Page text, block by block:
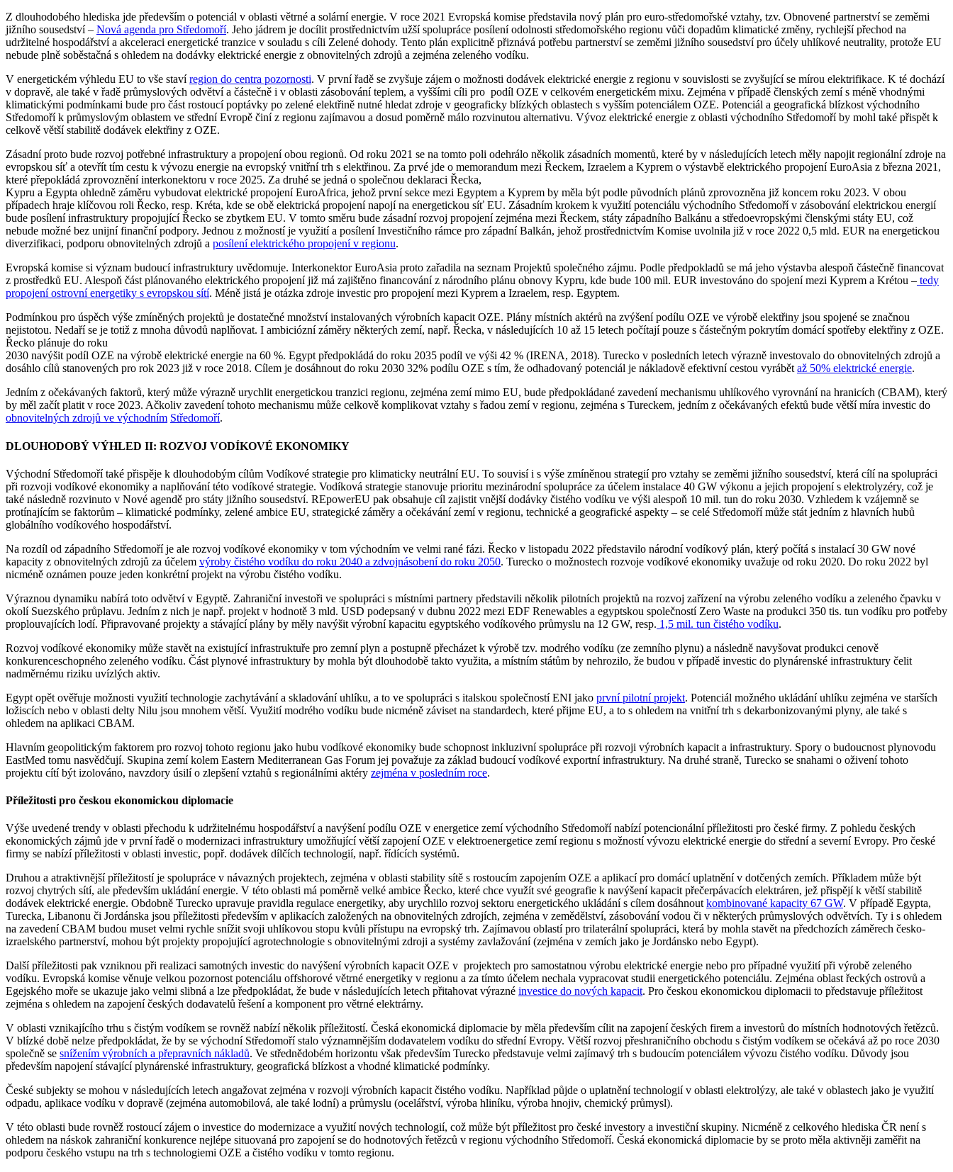
Z dlouhodobého hlediska jde především o potenciál v oblasti větrné a solární energie. V roce 2021 Evropská komise představila nový plán pro euro-středomořské vztahy, tzv. Obnovené partnerství se zeměmi
jižního sousedství – Nová agenda pro Středomoří. Jeho jádrem je docílit prostřednictvím užší spolupráce posílení odolnosti středomořského regionu vůči dopadům klimatické změny, rychlejší přechod na
udržitelné hospodářství a akceleraci energetické tranzice v souladu s cíli Zelené dohody. Tento plán explicitně přiznává potřebu partnerství se zeměmi jižního sousedství pro účely uhlíkové neutrality, protože EU
nebude plně soběstačná s ohledem na dodávky elektrické energie z obnovitelných zdrojů a zejména zeleného vodíku.
V energetickém výhledu EU to vše stavíregion do centra pozornosti. V první řadě se zvyšuje zájem o možnosti dodávek elektrické energie z regionu v souvislosti se zvyšující se mírou elektrifikace. K té dochází
v dopravě, ale také v řadě průmyslových odvětví a částečně i v oblasti zásobování teplem, a vyššími cíli pro podíl OZE v celkovém energetickém mixu. Zejména v případě členských zemí s méně vhodnými
klimatickými podmínkami bude pro část rostoucí poptávky po zelené elektřině nutné hledat zdroje v geograficky blízkých oblastech s vyšším potenciálem OZE. Potenciál a geografická blízkost východního
Středomoří k průmyslovým oblastem ve střední Evropě činí z regionu zajímavou a dosud poměrně málo rozvinutou alternativu. Vývoz elektrické energie z oblasti východního Středomoří by mohl také přispět k
celkově větší stabilitě dodávek elektřiny z OZE.
Zásadní proto bude rozvoj potřebné infrastruktury a propojení obou regionů. Od roku 2021 se na tomto poli odehrálo několik zásadních momentů, které by v následujících letech měly napojit regionální zdroje na
evropskou síť a otevřít tím cestu k vývozu energie na evropský vnitřní trh s elektřinou. Za prvé jde o memorandum mezi Řeckem, Izraelem a Kyprem o výstavbě elektrického propojení EuroAsia z března 2021,
které přepokládá zprovoznění interkonektoru v roce 2025. Za druhé se jedná o společnou deklaraci Řecka,
Kypru a Egypta ohledně záměru vybudovat elektrické propojení EuroAfrica, jehož první sekce mezi Egyptem a Kyprem by měla být podle původních plánů zprovozněna již koncem roku 2023. V obou
případech hraje klíčovou roli Řecko, resp. Kréta, kde se obě elektrická propojení napojí na energetickou síť EU. Zásadním krokem k využití potenciálu východního Středomoří v zásobování elektrickou energií
bude posílení infrastruktury propojující Řecko se zbytkem EU. V tomto směru bude zásadní rozvoj propojení zejména mezi Řeckem, státy západního Balkánu a středoevropskými členskými státy EU, což
nebude možné bez unijní finanční podpory. Jednou z možností je využití a posílení Investičního rámce pro západní Balkán, jehož prostřednictvím Komise uvolnila již v roce 2022 0,5 mld. EUR na energetickou
diverzifikaci, podporu obnovitelných zdrojů a posílení elektrického propojení v regionu.
Evropská komise si význam budoucí infrastruktury uvědomuje. Interkonektor EuroAsia proto zařadila na seznam Projektů společného zájmu. Podle předpokladů se má jeho výstavba alespoň částečně financovat
z prostředků EU. Alespoň část plánovaného elektrického propojení již má zajištěno financování z národního plánu obnovy Kypru, kde bude 100 mil. EUR investováno do spojení mezi Kyprem a Krétou – tedy
propojení ostrovní energetiky s evropskou sítí. Méně jistá je otázka zdroje investic pro propojení mezi Kyprem a Izraelem, resp. Egyptem.
Podmínkou pro úspěch výše zmíněných projektů je dostatečné množství instalovaných výrobních kapacit OZE. Plány místních aktérů na zvýšení podílu OZE ve výrobě elektřiny jsou spojené se značnou
nejistotou. Nedaří se je totiž z mnoha důvodů naplňovat. I ambiciózní záměry některých zemí, např. Řecka, v následujících 10 až 15 letech počítají pouze s částečným pokrytím domácí spotřeby elektřiny z OZE.
Řecko plánuje do roku
2030 navýšit podíl OZE na výrobě elektrické energie na 60 %. Egypt předpokládá do roku 2035 podíl ve výši 42 % (IRENA, 2018). Turecko v posledních letech výrazně investovalo do obnovitelných zdrojů a
dosáhlo cílů stanovených pro rok 2023 již v roce 2018. Cílem je dosáhnout do roku 2030 32% podílu OZE s tím, že odhadovaný potenciál je nákladově efektivní cestou vyrábětaž 50% elektrické energie.
Jedním z očekávaných faktorů, který může výrazně urychlit energetickou tranzici regionu, zejména zemí mimo EU, bude předpokládané zavedení mechanismu uhlíkového vyrovnání na hranicích (CBAM), který
by měl začít platit v roce 2023. Ačkoliv zavedení tohoto mechanismu může celkově komplikovat vztahy s řadou zemí v regionu, zejména s Tureckem, jedním z očekávaných efektů bude větší míra investic do
obnovitelných zdrojů ve východním Středomoří.
DLOUHODOBÝ VÝHLED II: ROZVOJ VODÍKOVÉ EKONOMIKY
Východní Středomoří také přispěje k dlouhodobým cílům Vodíkové strategie pro klimaticky neutrální EU. To souvisí i s výše zmíněnou strategií pro vztahy se zeměmi jižního sousedství, která cílí na spolupráci
při rozvoji vodíkové ekonomiky a naplňování této vodíkové strategie. Vodíková strategie stanovuje prioritu mezinárodní spolupráce za účelem instalace 40 GW výkonu a jejich propojení s elektrolyzéry, což je
také následně rozvinuto v Nové agendě pro státy jižního sousedství. REpowerEU pak obsahuje cíl zajistit vnější dodávky čistého vodíku ve výši alespoň 10 mil. tun do roku 2030. Vzhledem k vzájemně se
protínajícím se faktorům – klimatické podmínky, zelené ambice EU, strategické záměry a očekávání zemí v regionu, technické a geografické aspekty – se celé Středomoří může stát jedním z hlavních hubů
globálního vodíkového hospodářství.
Na rozdíl od západního Středomoří je ale rozvoj vodíkové ekonomiky v tom východním ve velmi rané fázi. Řecko v listopadu 2022 představilo národní vodíkový plán, který počítá s instalací 30 GW nové
kapacity z obnovitelných zdrojů za účelem výroby čistého vodíku do roku 2040 a zdvojnásobení do roku 2050. Turecko o možnostech rozvoje vodíkové ekonomiky uvažuje od roku 2020. Do roku 2022 byl
nicméně oznámen pouze jeden konkrétní projekt na výrobu čistého vodíku.
Výraznou dynamiku nabírá toto odvětví v Egyptě. Zahraniční investoři ve spolupráci s místními partnery představili několik pilotních projektů na rozvoj zařízení na výrobu zeleného vodíku a zeleného čpavku v
okolí Suezského průplavu. Jedním z nich je např. projekt v hodnotě 3 mld. USD podepsaný v dubnu 2022 mezi EDF Renewables a egyptskou společností Zero Waste na produkci 350 tis. tun vodíku pro potřeby
proplouvajících lodí. Připravované projekty a stávající plány by měly navýšit výrobní kapacitu egyptského vodíkového průmyslu na 12 GW, resp. 1,5 mil. tun čistého vodíku.
Rozvoj vodíkové ekonomiky může stavět na existující infrastruktuře pro zemní plyn a postupně přecházet k výrobě tzv. modrého vodíku (ze zemního plynu) a následně navyšovat produkci cenově
konkurenceschopného zeleného vodíku. Část plynové infrastruktury by mohla být dlouhodobě takto využita, a místním státům by nehrozilo, že budou v případě investic do plynárenské infrastruktury čelit
nadměrnému riziku uvízlých aktiv.
Egypt opět ověřuje možnosti využití technologie zachytávání a skladování uhlíku, a to ve spolupráci s italskou společností ENI jako první pilotní projekt. Potenciál možného ukládání uhlíku zejména ve starších
ložiscích nebo v oblasti delty Nilu jsou mnohem větší. Využití modrého vodíku bude nicméně záviset na standardech, které přijme EU, a to s ohledem na vnitřní trh s dekarbonizovanými plyny, ale také s
ohledem na aplikaci CBAM.
Hlavním geopolitickým faktorem pro rozvoj tohoto regionu jako hubu vodíkové ekonomiky bude schopnost inkluzivní spolupráce při rozvoji výrobních kapacit a infrastruktury. Spory o budoucnost plynovodu
EastMed tomu nasvědčují. Skupina zemí kolem Eastern Mediterranean Gas Forum jej považuje za základ budoucí vodíkové exportní infrastruktury. Na druhé straně, Turecko se snahami o oživení tohoto
projektu cítí být izolováno, navzdory úsilí o zlepšení vztahů s regionálními aktéry zejména v posledním roce.
Příležitosti pro českou ekonomickou diplomacie
Výše uvedené trendy v oblasti přechodu k udržitelnému hospodářství a navýšení podílu OZE v energetice zemí východního Středomoří nabízí potencionální příležitosti pro české firmy. Z pohledu českých
ekonomických zájmů jde v první řadě o modernizaci infrastruktury umožňující větší zapojení OZE v elektroenergetice zemí regionu s možností vývozu elektrické energie do střední a severní Evropy. Pro české
firmy se nabízí příležitosti v oblasti investic, popř. dodávek dílčích technologií, např. řídících systémů.
Druhou a atraktivnější příležitostí je spolupráce v návazných projektech, zejména v oblasti stability sítě s rostoucím zapojením OZE a aplikací pro domácí uplatnění v dotčených zemích. Příkladem může být
rozvoj chytrých sítí, ale především ukládání energie. V této oblasti má poměrně velké ambice Řecko, které chce využít své geografie k navýšení kapacit přečerpávacích elektráren, jež přispějí k větší stabilitě
dodávek elektrické energie. Obdobně Turecko upravuje pravidla regulace energetiky, aby urychlilo rozvoj sektoru energetického ukládání s cílem dosáhnoutkombinované kapacity 67 GW. V případě Egypta,
Turecka, Libanonu či Jordánska jsou příležitosti především v aplikacích založených na obnovitelných zdrojích, zejména v zemědělství, zásobování vodou či v některých průmyslových odvětvích. Ty i s ohledem
na zavedení CBAM budou muset velmi rychle snížit svoji uhlíkovou stopu kvůli přístupu na evropský trh. Zajímavou oblastí pro trilaterální spolupráci, která by mohla stavět na předchozích záměrech česko-
izraelského partnerství, mohou být projekty propojující agrotechnologie s obnovitelnými zdroji a systémy zavlažování (zejména v zemích jako je Jordánsko nebo Egypt).
Další příležitosti pak vzniknou při realizaci samotných investic do navýšení výrobních kapacit OZE v projektech pro samostatnou výrobu elektrické energie nebo pro případné využití při výrobě zeleného
vodíku. Evropská komise věnuje velkou pozornost potenciálu offshorové větrné energetiky v regionu a za tímto účelem nechala vypracovat studii energetického potenciálu. Zejména oblast řeckých ostrovů a
Egejského moře se ukazuje jako velmi slibná a lze předpokládat, že bude v následujících letech přitahovat výrazné investice do nových kapacit. Pro českou ekonomickou diplomacii to představuje příležitost
zejména s ohledem na zapojení českých dodavatelů řešení a komponent pro větrné elektrárny.
V oblasti vznikajícího trhu s čistým vodíkem se rovněž nabízí několik příležitostí. Česká ekonomická diplomacie by měla především cílit na zapojení českých firem a investorů do místních hodnotových řetězců.
V blízké době nelze předpokládat, že by se východní Středomoří stalo významnějším dodavatelem vodíku do střední Evropy. Větší rozvoj přeshraničního obchodu s čistým vodíkem se očekává až po roce 2030
společně se snížením výrobních a přepravních nákladů. Ve střednědobém horizontu však především Turecko představuje velmi zajímavý trh s budoucím potenciálem vývozu čistého vodíku. Důvody jsou
především napojení stávající plynárenské infrastruktury, geografická blízkost a vhodné klimatické podmínky.
České subjekty se mohou v následujících letech angažovat zejména v rozvoji výrobních kapacit čistého vodíku. Například půjde o uplatnění technologií v oblasti elektrolýzy, ale také v oblastech jako je využití
odpadu, aplikace vodíku v dopravě (zejména automobilová, ale také lodní) a průmyslu (ocelářství, výroba hliníku, výroba hnojiv, chemický průmysl).
V této oblasti bude rovněž rostoucí zájem o investice do modernizace a využití nových technologií, což může být příležitost pro české investory a investiční skupiny. Nicméně z celkového hlediska ČR není s
ohledem na náskok zahraniční konkurence nejlépe situovaná pro zapojení se do hodnotových řetězců v regionu východního Středomoří. Česká ekonomická diplomacie by se proto měla aktivněji zaměřit na
podporu českého vstupu na trh s technologiemi OZE a čistého vodíku v tomto regionu.